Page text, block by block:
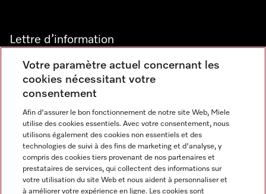
Lettre d’information
Langue
FRANCAIS
Votre paramètre actuel concernant les
cookies nécessitant votre
consentement
Afin d'assurer le bon fonctionnement de notre site Web, Miele
utilise des cookies essentiels. Avec votre consentement, nous
utilisons également des cookies non essentiels et des
technologies de suivi à des fins de marketing et d'analyse, y
compris des cookies tiers provenant de nos partenaires et
prestataires de services, qui collectent des informations sur
votre utilisation du site Web et nous aident à personnaliser et
à améliorer votre expérience en ligne. Les cookies sont